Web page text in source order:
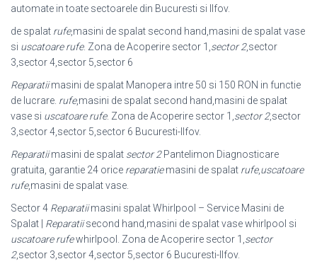
automate in toate sectoarele din Bucuresti si Ilfov.
de spalat rufe,masini de spalat second hand,masini de spalat vase
si uscatoare rufe. Zona de Acoperire sector 1,sector 2,sector
3,sector 4,sector 5,sector 6
Reparatiimasini de spalat Manopera intre 50 si 150 RON in functie
de lucrare. rufe,masini de spalat second hand,masini de spalat
vase si uscatoare rufe. Zona de Acoperire sector 1,sector 2,sector
3,sector 4,sector 5,sector 6 Bucuresti-Ilfov.
Reparatiimasini de spalat sector 2Pantelimon Diagnosticare
gratuita, garantie 24 orice reparatiemasini de spalat rufe,uscatoare
rufe,masini de spalat vase.
Sector 4 Reparatiimasini spalat Whirlpool – Service Masini de
Spalat | Reparatiisecond hand,masini de spalat vase whirlpool si
uscatoare rufewhirlpool. Zona de Acoperire sector 1,sector
2,sector 3,sector 4,sector 5,sector 6 Bucuresti-Ilfov.